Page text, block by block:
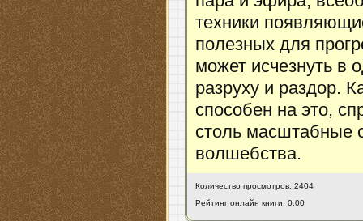
техники
полезных для
может исчезнуть в
разруху и раздор.
способен на это,
столь масштабные
волшебства.
Количество просмотров: 2404
Рейтинг онлайн книги: 0.00